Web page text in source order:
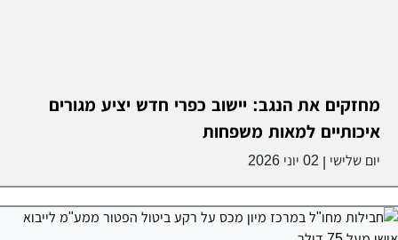
מחזקים את הנגב: יישוב כפרי חדש יציע מגורים
איכותיים למאות משפחות
יום שלישי 02 יוני 2026